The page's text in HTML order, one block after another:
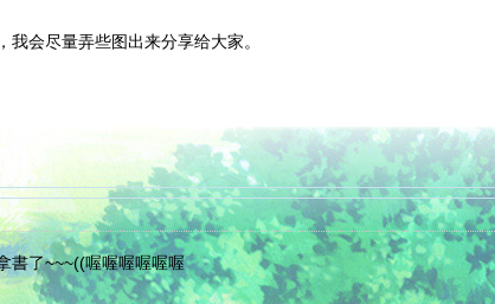
我会尽量弄些图出来分享给大家。
書了~~~((喔喔喔喔喔喔